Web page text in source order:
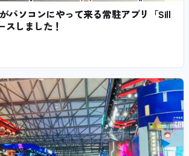
パソコンにやって来る常駐アプリ「Sill
スしました！